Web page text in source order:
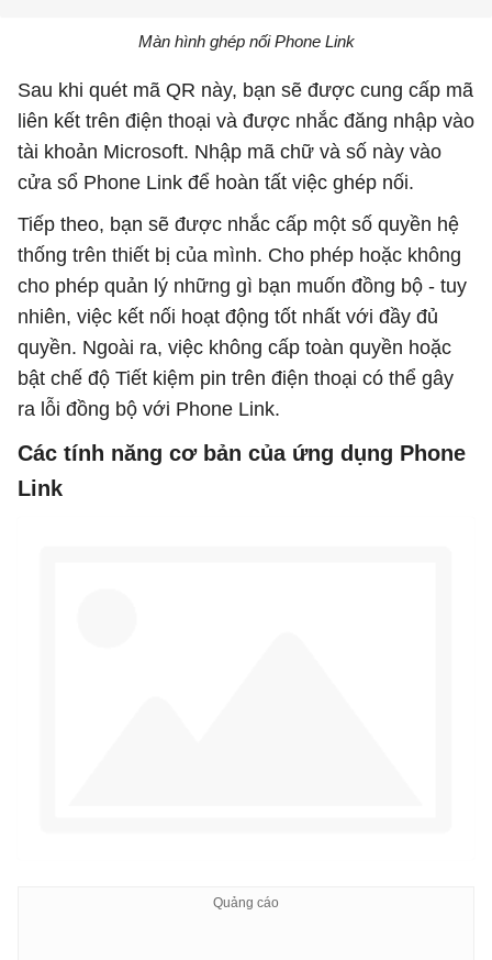
Màn hình ghép nối Phone Link
Sau khi quét mã QR này, bạn sẽ được cung cấp mã
liên kết trên điện thoại và được nhắc đăng nhập vào
tài khoản Microsoft. Nhập mã chữ và số này vào
cửa sổ Phone Link để hoàn tất việc ghép nối.
Tiếp theo, bạn sẽ được nhắc cấp một số quyền hệ
thống trên thiết bị của mình. Cho phép hoặc không
cho phép quản lý những gì bạn muốn đồng bộ - tuy
nhiên, việc kết nối hoạt động tốt nhất với đầy đủ
quyền. Ngoài ra, việc không cấp toàn quyền hoặc
bật chế độ Tiết kiệm pin trên điện thoại có thể gây
ra lỗi đồng bộ với Phone Link.
Các tính năng cơ bản của ứng dụng Phone
Link